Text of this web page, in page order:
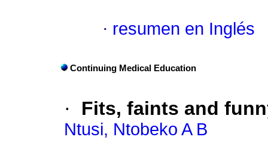
· resumen en Inglés
Continuing Medical Education
· Fits, faints and
Ntusi, Ntobeko A B